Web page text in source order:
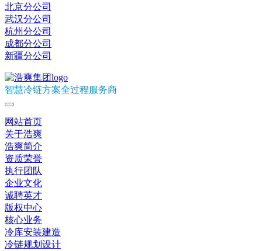
北京分公司
武汉分公司
杭州分公司
成都分公司
新疆分公司
智慧冷链方案全过程服务商
网站首页
关于浩爽
浩爽简介
资质荣誉
执行团队
企业文化
诚聘英才
版权中心
核心业务
冷库安装建造
冷链规划设计